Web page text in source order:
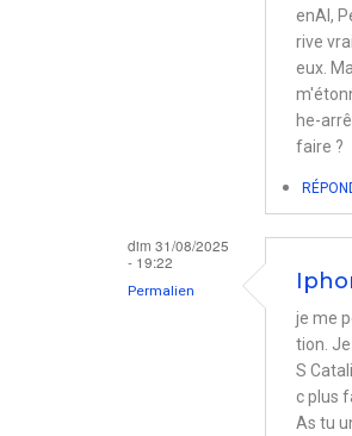
enAI,
rive
eux.
he-
faire ?
dim 31/08/2025
- 19:22
Permalien
je me
tion.
S
c plus
As tu